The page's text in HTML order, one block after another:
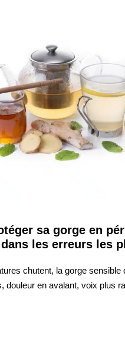
sa gorge en
les erreurs les
chutent, la gorge sensible
douleur en avalant, voix plus